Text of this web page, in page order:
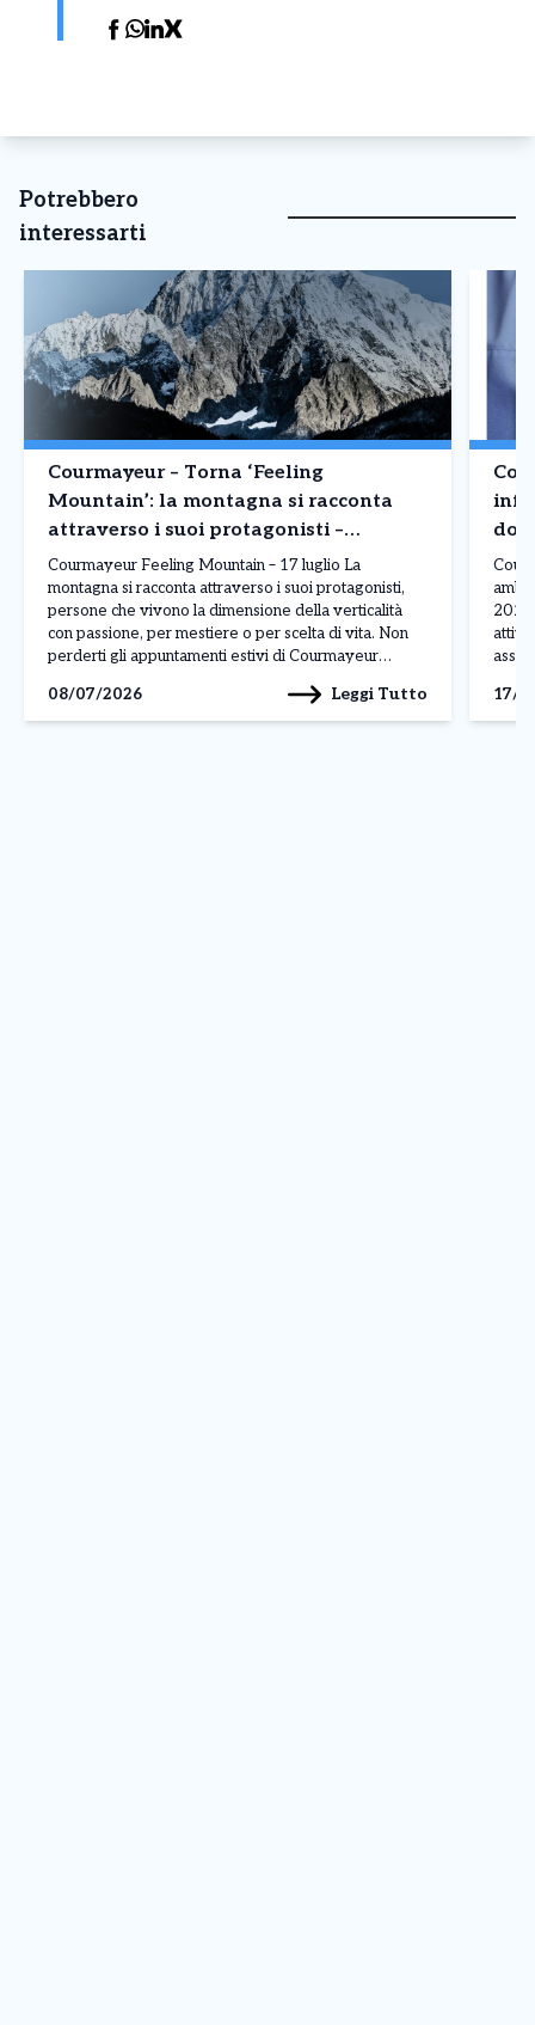
Potrebbero
interessarti
Courmayeur – Torna ‘Feeling
Mountain’: la montagna si racconta
attraverso i suoi protagonisti –
Appuntamento 17 luglio
Courmayeur Feeling Mountain – 17 luglio La
montagna si racconta attraverso i suoi protagonisti,
persone che vivono la dimensione della verticalità
con passione, per mestiere o per scelta di vita. Non
perderti gli appuntamenti estivi di Courmayeur
porta ai piedi del Monte Bianco le storie e i volti […]
08/07/2026 Leggi Tutto
2026
17/